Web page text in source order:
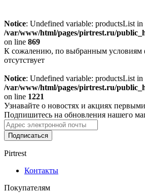
Notice: Undefined variable: productsList in
/var/www/html/pages/pirtrest.ru/
on line 869
К сожалению, по выбранным условиям
отсутствует
Notice: Undefined variable: productsList in
/var/www/html/pages/pirtrest.ru/
on line 1221
Узнавайте о новостях и акциях
Подпишитесь на обновления нашего
Подписаться
Pirtrest
Контакты
Покупателям